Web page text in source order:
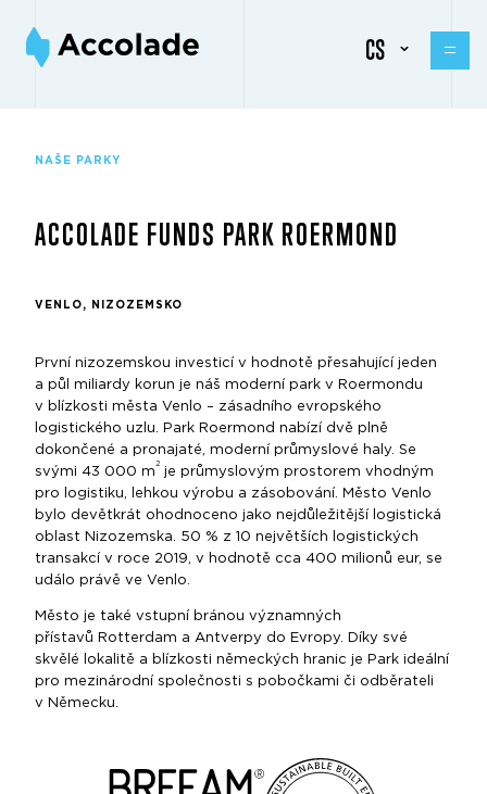
CS
NAŠE PARKY
ACCOLADE FUNDS PARK ROERMOND
VENLO, NIZOZEMSKO
První nizozemskou investicí v hodnotě přesahující jeden
a půl miliardy korun je náš moderní park v Roermondu
v blízkosti města Venlo – zásadního evropského
logistického uzlu. Park Roermond nabízí dvě plně
dokončené a pronajaté, moderní průmyslové haly. Se
svými 43 000 m
2
je průmyslovým prostorem vhodným
pro logistiku, lehkou výrobu a zásobování. Město Venlo
bylo devětkrát ohodnoceno jako nejdůležitější logistická
oblast Nizozemska. 50 % z 10 největších logistických
transakcí v roce 2019, v hodnotě cca 400 milionů eur, se
událo právě ve Venlo.
Město je také vstupní bránou významných
přístavů Rotterdam a Antverpy do Evropy. Díky své
skvělé lokalitě a blízkosti německých hranic je Park ideální
pro mezinárodní společnosti s pobočkami či odběrateli
v Německu.